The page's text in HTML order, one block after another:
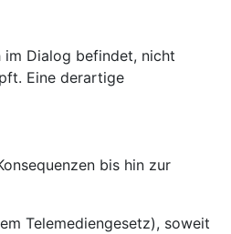
im Dialog befindet, nicht
Eine derartige
bis hin zur
Telemediengesetz), soweit